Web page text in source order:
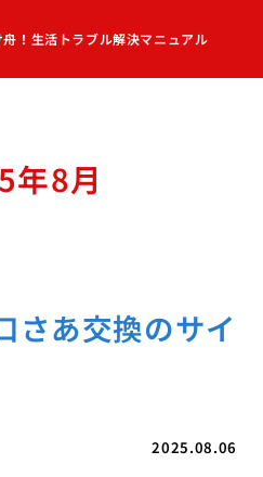
！生活トラブル解決マニュアル
年8月
さあ交換のサイ
2025.08.06